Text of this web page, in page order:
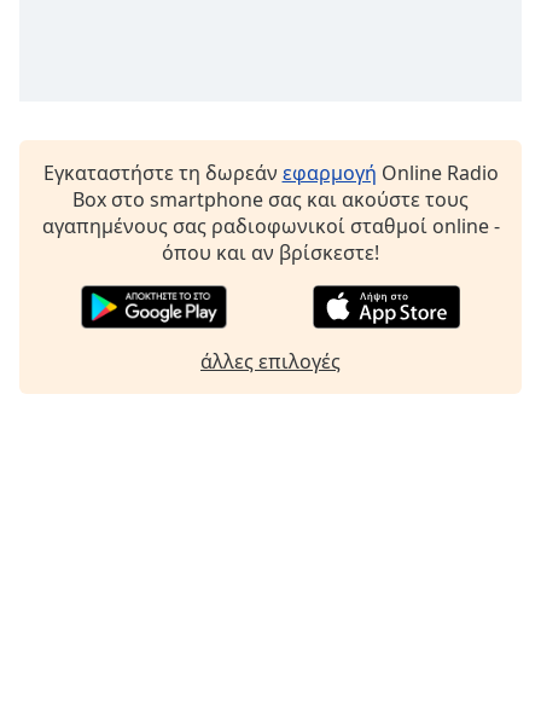
Εγκαταστήστε τη δωρεάν εφαρμογή Online Radio
Box στο smartphone σας και ακούστε τους
αγαπημένους σας ραδιοφωνικοί σταθμοί online -
όπου και αν βρίσκεστε!
άλλες επιλογές